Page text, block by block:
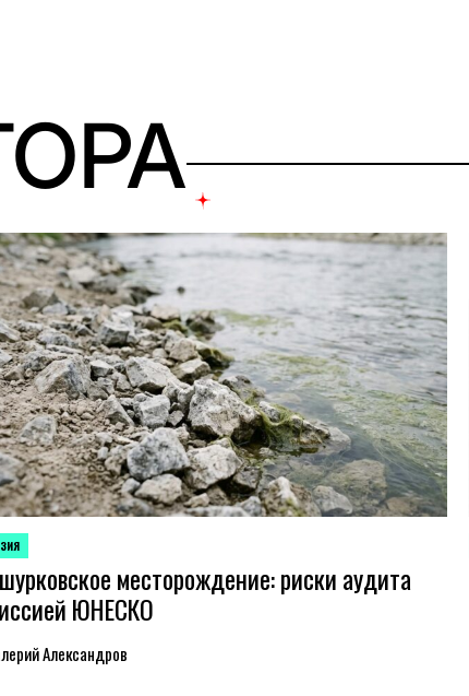
месторождение: риски аудита
ЮНЕСКО
Александров